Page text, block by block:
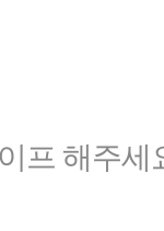
프 해주세